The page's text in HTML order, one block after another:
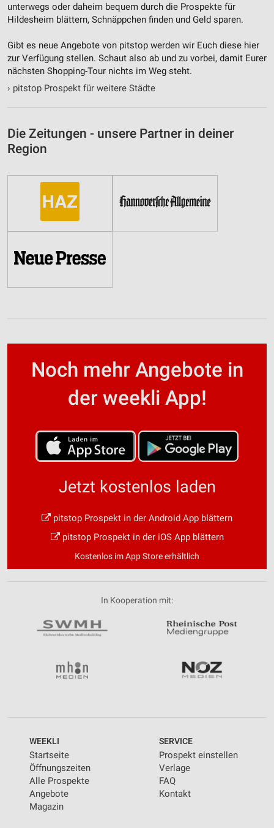
unterwegs oder daheim bequem durch die Prospekte für
Hildesheim blättern, Schnäppchen finden und Geld sparen.
Gibt es neue Angebote von pitstop werden wir Euch diese hier
zur Verfügung stellen. Schaut also ab und zu vorbei, damit Eurer
nächsten Shopping-Tour nichts im Weg steht.
› pitstop Prospekt für weitere Städte
Die Zeitungen - unsere Partner in deiner
Region
Noch mehr Angebote in
der weekli App!
Jetzt kostenlos laden
pitstop Prospekt in der Android App blättern
pitstop Prospekt in der iOS App blättern
Kostenlos im App Store erhältlich
In Kooperation mit:
WEEKLI
Startseite
Öffnungszeiten
Alle Prospekte
Angebote
Magazin
SERVICE
Prospekt einstellen
Verlage
FAQ
Kontakt